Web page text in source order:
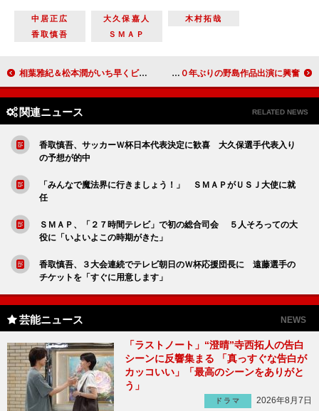
中居正広 大久保嘉人
木村拓哉
香取慎吾
ＳＭＡＰ
相葉雅紀＆松本潤がいち早くビアガーデン体験 相葉、昼からビール試飲し「最高にうまい」 中山美穂、夫・辻仁成の質問には無言 堂本剛、２０年ぶりの野島作品出演に興奮
関連ニュース RELATED NEWS
香取慎吾、サッカーＷ杯日本代表決定に歓喜 大久保選手代表入り
の予想が的中
「みんなで魔法界に行きましょう！」 ＳＭＡＰがＵＳＪ大使に就
任
ＳＭＡＰ、「２７時間テレビ」で初の総合司会 ５人そろっての大
役に「いよいよこの時期がきた」
香取慎吾、３大会連続でテレビ朝日のＷ杯応援団長に 遠藤選手の
チケットを「すぐに用意します」
芸能ニュース NEWS
「ラストノート」“澄晴”寺西拓人の告白
シーンに反響集まる 「真っすぐな告白が
カッコいい」「最高のシーンをありがと
う」
ドラマ 2026年8月7日